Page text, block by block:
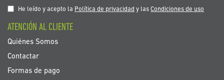
nuestro
de
noticias:
He leído y acepto la Política de privacidad y lasCondiciones de uso
ATENCIÓN AL CLIENTE
Quiénes Somos
Contactar
Formas de pago